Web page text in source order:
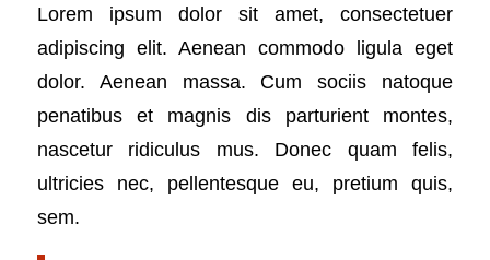
Lorem ipsum dolor sit amet, consectetuer
adipiscing elit. Aenean commodo ligula eget
dolor. Aenean massa. Cum sociis natoque
penatibus et magnis dis parturient montes,
nascetur ridiculus mus. Donec quam felis,
ultricies nec, pellentesque eu, pretium quis,
sem.